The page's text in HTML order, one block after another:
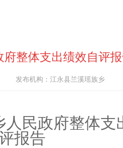
府整体支出绩效自评
发布机构：江永县兰溪瑶族乡
人民政府整体支
报告